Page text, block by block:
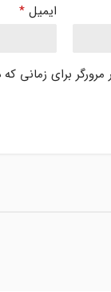
ایمیل *
برای زمانی